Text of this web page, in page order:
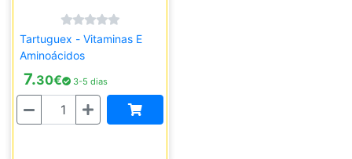
Tartuguex - Vitaminas E
Aminoácidos
7.30€ 3-5 dias
Quantidade